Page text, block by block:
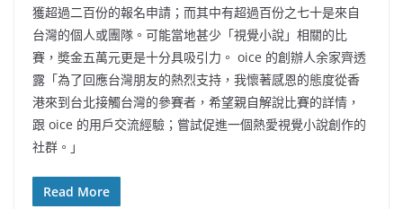
獲超過二百份的報名申請；而其中有超過百份之七十是來自
台灣的個人或團隊。可能當地甚少「視覺小說」相關的比
賽，奬金五萬元更是十分具吸引力。 oice 的創辦人余家齊透
露「為了回應台灣朋友的熱烈支持，我懷著感恩的態度從香
港來到台北接觸台灣的參賽者，希望親自解說比賽的詳情，
跟 oice 的用戶交流經驗；嘗試促進一個熱愛視覺小說創作的
社群。」
Read More